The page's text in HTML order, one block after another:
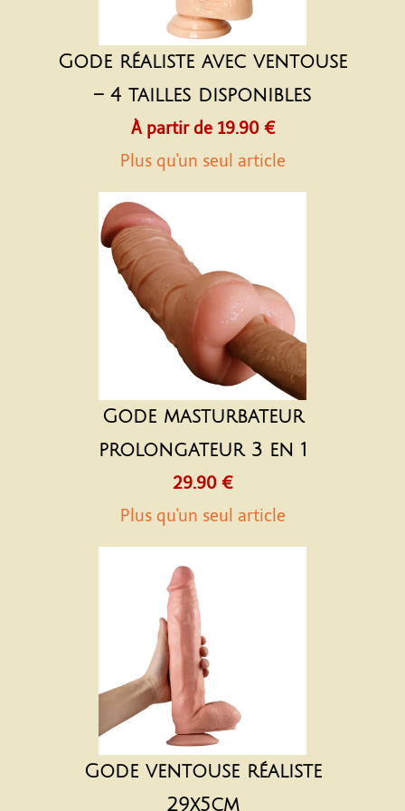
Gode réaliste avec ventouse
– 4 tailles disponibles
À partir de 19.90 €
Plus qu'un seul article
Gode masturbateur
prolongateur 3 en 1
29.90 €
Plus qu'un seul article
Gode ventouse réaliste
29x5cm